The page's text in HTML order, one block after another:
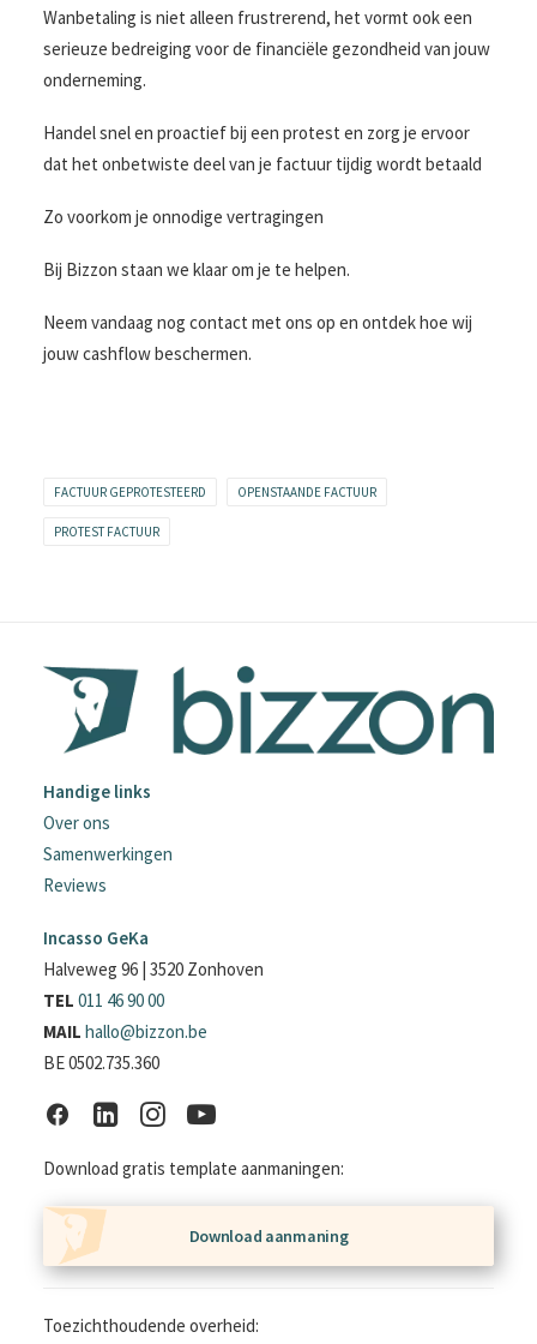
Wanbetaling is niet alleen frustrerend, het vormt ook een
serieuze bedreiging voor de financiële gezondheid van jouw
onderneming.
Handel snel en proactief bij een protest en zorg je ervoor
dat het onbetwiste deel van je factuur tijdig wordt betaald
Zo voorkom je onnodige vertragingen
Bij Bizzon staan we klaar om je te helpen.
Neem vandaag nog contact met ons op en ontdek hoe wij
jouw cashflow beschermen.
FACTUUR GEPROTESTEERD OPENSTAANDE FACTUUR
PROTEST FACTUUR
Handige links
Over ons
Samenwerkingen
Reviews
Incasso GeKa
Halveweg 96 | 3520 Zonhoven
TEL 011 46 90 00
MAIL hallo@bizzon.be
BE 0502.735.360
Download gratis template aanmaningen:
Download aanmaning
Toezichthoudende overheid: